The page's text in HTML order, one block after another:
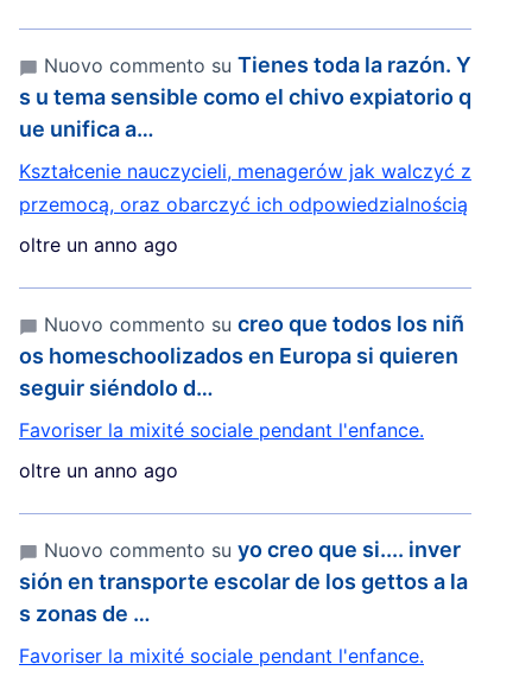
oltre un anno ago
Nuovo commento su Tienes toda la razón. Y
s u tema sensible como el chivo expiatorio q
ue unifica a…
Kształcenie nauczycieli, menagerów jak walczyć z
przemocą, oraz obarczyć ich odpowiedzialnością
oltre un anno ago
Nuovo commento su creo que todos los niñ
os homeschoolizados en Europa si quieren
seguir siéndolo d…
Favoriser la mixité sociale pendant l'enfance.
Nuovo commento su yo creo que si.... inver
sión en transporte escolar de los gettos a la
s zonas de …
Favoriser la mixité sociale pendant l'enfance.